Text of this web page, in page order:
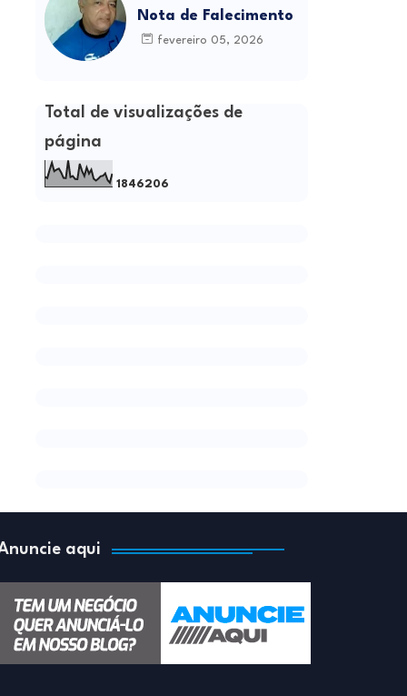
Nota de Falecimento
fevereiro 05, 2026
Total de visualizações de
página
1 846206
aqui